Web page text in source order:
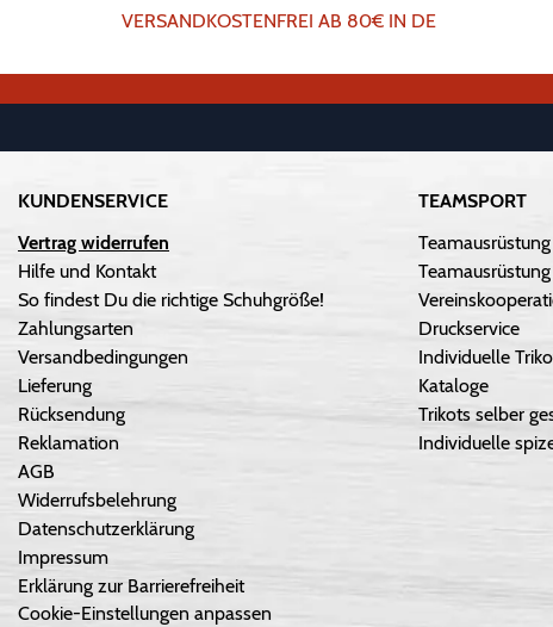
VERSANDKOSTENFREI AB 80€ IN DE
KUNDENSERVICE
Vertrag widerrufen
Hilfe und Kontakt
So findest Du die richtige Schuhgröße!
Zahlungsarten
Versandbedingungen
Lieferung
Rücksendung
Reklamation
AGB
Widerrufsbelehrung
Datenschutzerklärung
Impressum
Erklärung zur Barrierefreiheit
Cookie-Einstellungen anpassen
TEAMSPORT
Druckservice
Individuelle
Kataloge
Trikots selber
Individuelle